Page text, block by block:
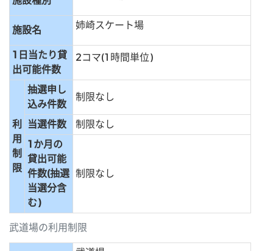
施設名 姉崎スケート場
1日当たり貸
出可能件数
2コマ(1時間単位)
利
用
制
限
抽選申し
込み件数
制限なし
当選件数
制限なし
1か月の
貸出可能
件数(抽選
当選分含
む)
制限なし
武道場の利用制限